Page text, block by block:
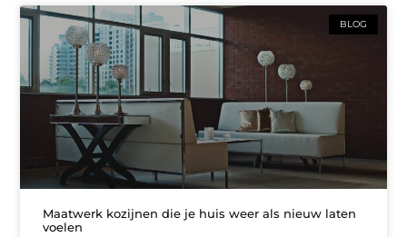
BLOG
Maatwerk kozijnen die je huis weer als nieuw laten
voelen